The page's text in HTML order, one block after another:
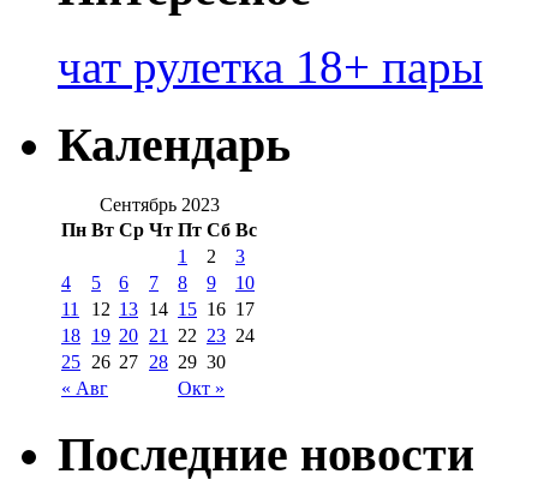
чат рулетка 18+ пары
Календарь
Сентябрь 2023
Пн Вт Ср Чт Пт Сб Вс
« Авг Окт »
1 2
3
4
5 6 7 8 9
10
11
12 13 14 15 16 17
18 19 20 21 22 23 24
25 26 27 28 29 30
Последние новости